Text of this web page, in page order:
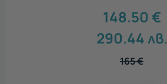
148.50 €
290.44лв.
165€